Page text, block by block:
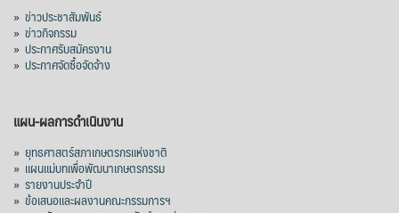
» ข่าวประชาสัมพันธ์
» ข่าวกิจกรรม
» ประกาศรับสมัครงาน
» ประกาศจัดซื้อจัดจ้าง
แผน-ผลการดำเนินงาน
» ยุทธศาสตร์สภาเกษตรกรแห่งชาติ
» แผนแม่บทเพื่อพัฒนาเกษตรกรรม
» รายงานประจำปี
» ข้อเสนอและผลงานคณะกรรมการฯ